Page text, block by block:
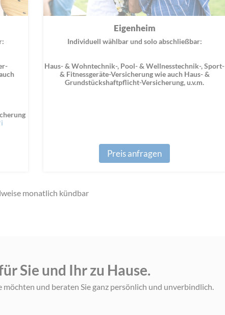
Eigenheim
Individuell wählbar und solo abschließbar:
Haus- & Wohntechnik-, Pool- & Wellnesstechnik-, Sport-
& Fitnessgeräte-Versicherung wie auch Haus- &
Grundstückshaftpflicht-Versicherung, u.v.m.
Preis anfragen
monatlich kündbar
Sie und Ihr zu Hause.
möchten und beraten Sie ganz persönlich und unverbindlich.